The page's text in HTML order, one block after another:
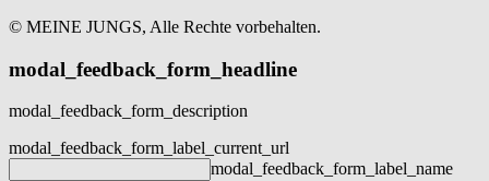
© MEINE JUNGS, Alle Rechte vorbehalten.
modal_feedback_form_headline
modal_feedback_form_description
modal_feedback_form_label_current_url
modal_feedback_form_label_name